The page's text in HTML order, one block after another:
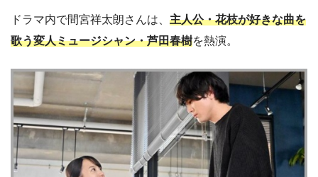
ドラマ内で間宮祥太朗さんは、 主人公・花枝が好きな曲を
歌う変人ミュージシャン・芦田春樹を熱演。